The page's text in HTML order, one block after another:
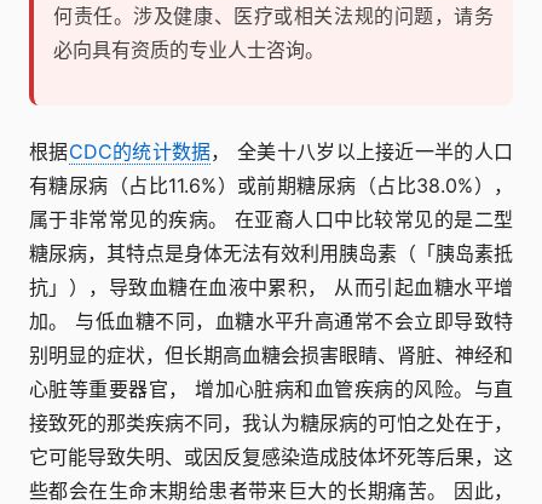
何责任。涉及健康、医疗或相关法规的问题，请务
必向具有资质的专业人士咨询。
根据CDC的统计数据， 全美十八岁以上接近一半的人口
有糖尿病（占比11.6%）或前期糖尿病（占比38.0%），
属于非常常见的疾病。 在亚裔人口中比较常见的是二型
糖尿病，其特点是身体无法有效利用胰岛素（「胰岛素抵
抗」），导致血糖在血液中累积， 从而引起血糖水平增
加。 与低血糖不同，血糖水平升高通常不会立即导致特
别明显的症状，但长期高血糖会损害眼睛、肾脏、神经和
心脏等重要器官， 增加心脏病和血管疾病的风险。与直
接致死的那类疾病不同，我认为糖尿病的可怕之处在于，
它可能导致失明、或因反复感染造成肢体坏死等后果，这
些都会在生命末期给患者带来巨大的长期痛苦。 因此，